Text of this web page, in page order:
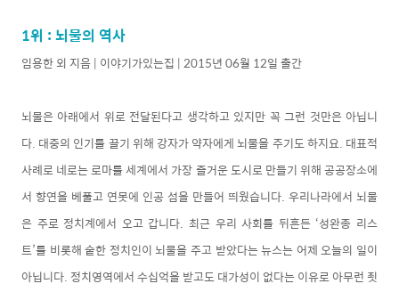
1위 : 뇌물의 역사
임용한 외 지음 | 이야기가있는집 | 2015년 06월 12일 출간
뇌물은 아래에서 위로 전달된다고 생각하고 있지만 꼭 그런 것만은 아닙니
다. 대중의 인기를 끌기 위해 강자가 약자에게 뇌물을 주기도 하지요. 대표적
사례로 네로는 로마를 세계에서 가장 즐거운 도시로 만들기 위해 공공장소에
서 향연을 베풀고 연못에 인공 섬을 만들어 띄웠습니다. 우리나라에서 뇌물
은 주로 정치계에서 오고 갑니다. 최근 우리 사회를 뒤흔든 ‘성완종 리스
트’를 비롯해 숱한 정치인이 뇌물을 주고 받았다는 뉴스는 어제 오늘의 일이
아닙니다. 정치영역에서 수십억을 받고도 대가성이 없다는 이유로 아무런 죗